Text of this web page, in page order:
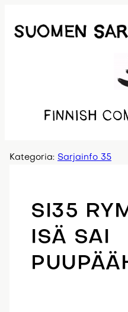
sisältöön
Kategoria: Sarjainfo 35
SI35
ISÄ SAI